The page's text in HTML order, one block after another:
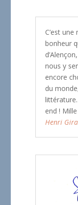
C’est
bonheur
nous y
encore
du
end !
Henri